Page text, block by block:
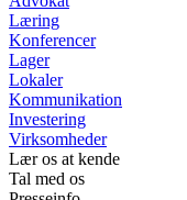
Læring
Konferencer
Lager
Lokaler
Kommunikation
Investering
Virksomheder
Lær os at kende
Tal med os